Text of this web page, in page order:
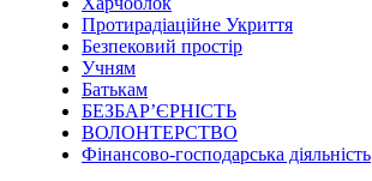
Протирадіаційне Укриття
Безпековий простір
Учням
Батькам
БЕЗБАР’ЄРНІСТЬ
ВОЛОНТЕРСТВО
Фінансово-господарська діяльність